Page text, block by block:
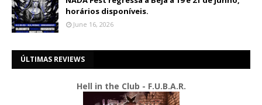
horários disponíveis.
June 16, 2026
ÚLTIMAS REVIEWS
Hell in the Club - F.U.B.A.R.